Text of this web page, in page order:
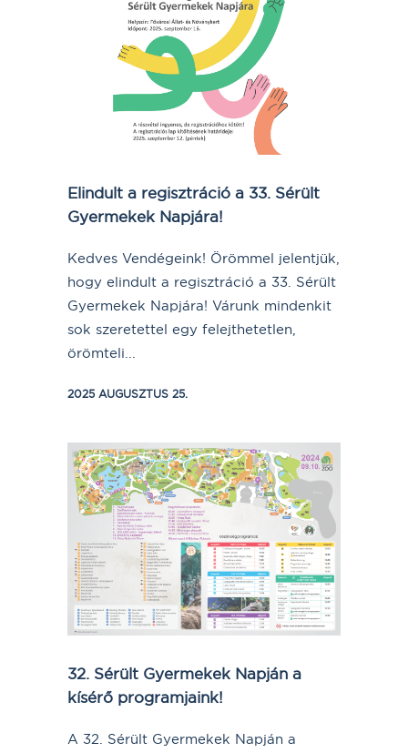
Elindult a regisztráció a 33. Sérült
Gyermekek Napjára!
Kedves Vendégeink! Örömmel jelentjük,
hogy elindult a regisztráció a 33. Sérült
Gyermekek Napjára! Várunk mindenkit
sok szeretettel egy felejthetetlen,
örömteli...
2025 AUGUSZTUS 25.
32. Sérült Gyermekek Napján a
kísérő programjaink!
A 32. Sérült Gyermekek Napján a